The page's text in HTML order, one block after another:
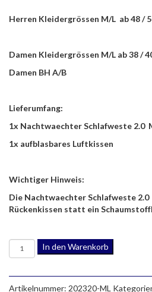
Herren Kleidergrössen M/L ab 48 /
Damen Kleidergrössen M/L ab 38 /
Damen BH A/B
Lieferumfang:
1x Nachtwaechter Schlafweste 2.0
1x aufblasbares Luftkissen
Wichtiger Hinweis:
Die Nachtwaechter Schlafweste
Rückenkissen statt ein
NACHTWAECHTER
SCHLAFWESTE
M/L
In den Warenkorb
Artikelnummer: 202320-ML